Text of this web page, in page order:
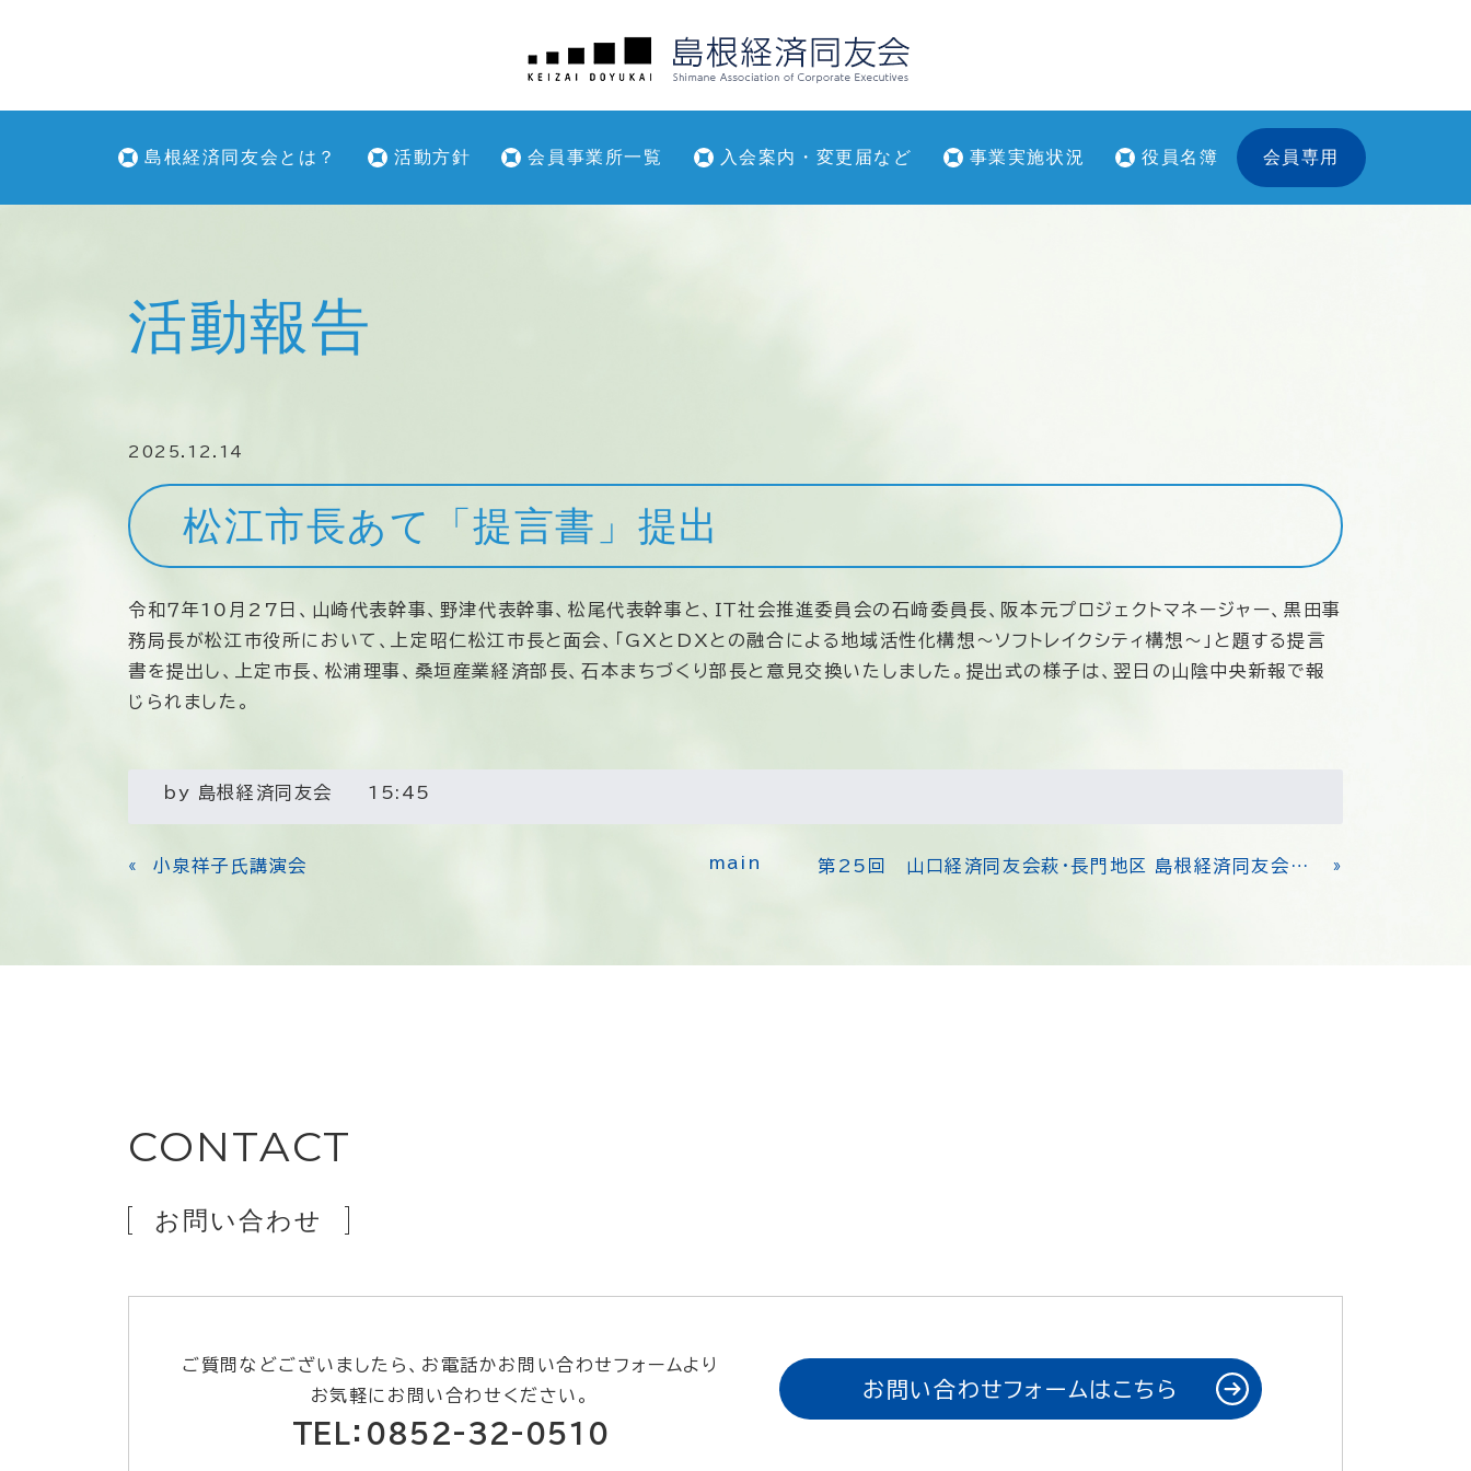
島根経済同友会とは？ 活動方針 会員事業所一覧 入会案内・変更届など 事業実施状況 役員名簿 会員専用
活動報告
2025.12.14
松江市長あて「提言書」提出
令和７年10月27日、山崎代表幹事、野津代表幹事、松尾代表幹事と、ＩＴ社会推進委員会の石﨑委員長、阪本元プロジェクトマネージャー、黒田事
務局長が松江市役所において、上定昭仁松江市長と面会、「GXとDXとの融合による地域活性化構想～ソフトレイクシティ構想～」と題する提言
書を提出し、上定市長、松浦理事、桑垣産業経済部長、石本まちづくり部長と意見交換いたしました。提出式の様子は、翌日の山陰中央新報で報
じられました。
by 島根経済同友会 15:45
« 小泉祥子氏講演会 main 第25回 山口経済同友会萩・長門地区 島根経済同友会石西支部・石央支部交流懇談会 »
CONTACT
お問い合わせ
ご質問などございましたら、お電話かお問い合わせフォームより
お気軽にお問い合わせください。
TEL：0852-32-0510
お問い合わせフォームはこちら